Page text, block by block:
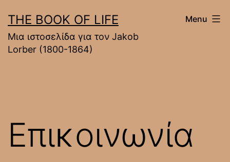
to
content
THE BOOK OF LIFE
Mια ιστοσελίδα για τον Jakob
Lorber (1800-1864)
Menu
Επικοινωνία